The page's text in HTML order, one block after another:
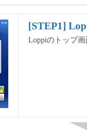
[STEP1]
Loppiのトップ